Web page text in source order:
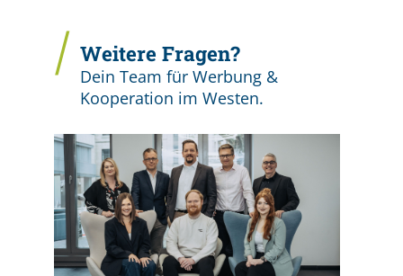
Weitere Fragen?
Dein Team für Werbung &
Kooperation im Westen.